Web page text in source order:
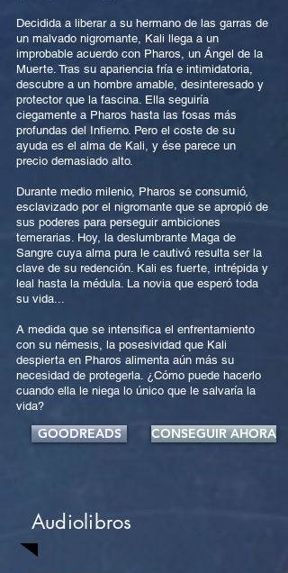
Decidida a liberar a su hermano de las garras de
un malvado nigromante, Kali llega a un
improbable acuerdo con Pharos, un Ángel de la
Muerte. Tras su apariencia fría e intimidatoria,
descubre a un hombre amable, desinteresado y
protector que la fascina. Ella seguiría
ciegamente a Pharos hasta las fosas más
profundas del Infierno. Pero el coste de su
ayuda es el alma de Kali, y ése parece un
precio demasiado alto.
Durante medio milenio, Pharos se consumió,
esclavizado por el nigromante que se apropió de
sus poderes para perseguir ambiciones
temerarias. Hoy, la deslumbrante Maga de
Sangre cuya alma pura le cautivó resulta ser la
clave de su redención. Kali es fuerte, intrépida y
leal hasta la médula. La novia que esperó toda
su vida...
A medida que se intensifica el enfrentamiento
con su némesis, la posesividad que Kali
despierta en Pharos alimenta aún más su
necesidad de protegerla. ¿Cómo puede hacerlo
cuando ella le niega lo único que le salvaría la
vida?
GOODREADS CONSEGUIR AHORA
Audiolibros